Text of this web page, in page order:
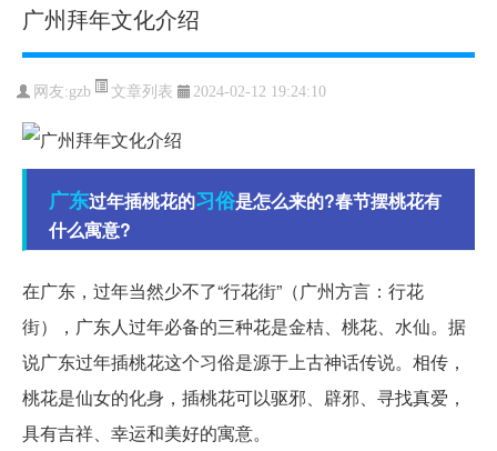
广州拜年文化介绍
网友:gzb 文章列表 2024-02-12 19:24:10
广东过年插桃花的习俗是怎么来的?春节摆桃花有
什么寓意?
在广东，过年当然少不了“行花街”（广州方言：行花
街），广东人过年必备的三种花是金桔、桃花、水仙。据
说广东过年插桃花这个习俗是源于上古神话传说。相传，
桃花是仙女的化身，插桃花可以驱邪、辟邪、寻找真爱，
具有吉祥、幸运和美好的寓意。